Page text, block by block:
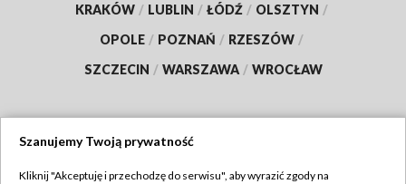
KRAKÓW / LUBLIN / ŁÓDŹ / OLSZTYN /
OPOLE / POZNAŃ / RZESZÓW /
SZCZECIN / WARSZAWA / WROCŁAW
Szanujemy Twoją prywatność
Kliknij "Akceptuję i przechodzę do serwisu", aby wyrazić zgody na